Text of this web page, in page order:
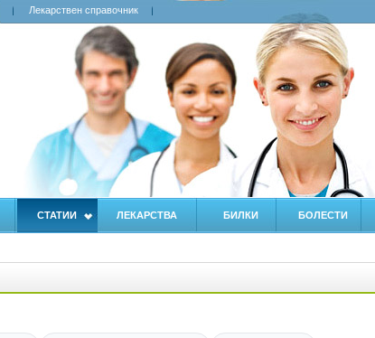
Лекарствен справочник
СТАТИИ ЛЕКАРСТВА БИЛКИ БОЛЕСТИ